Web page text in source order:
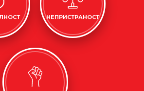
НЕПРИСТРАНОСТ